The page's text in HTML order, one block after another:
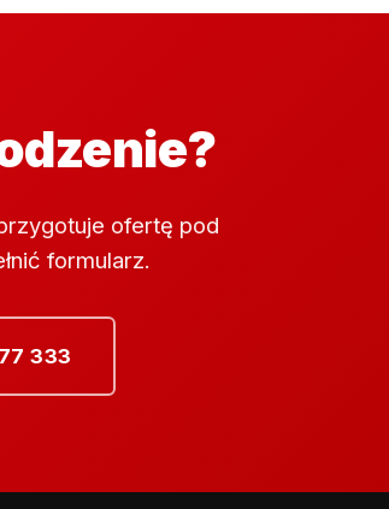
ofertę pod
formularz.
333